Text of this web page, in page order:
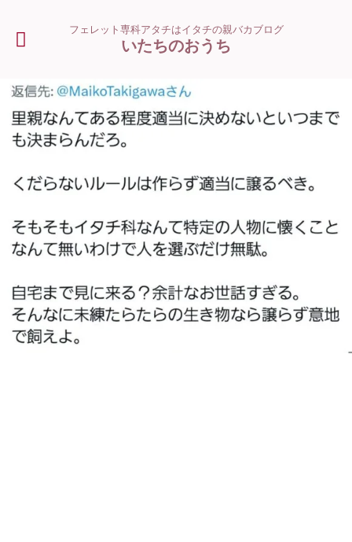
フェレット専科アタチはイタチの親バカブログ
いたちのおうち